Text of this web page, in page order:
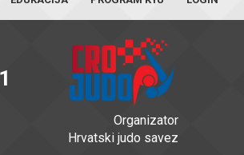
Organizator
Hrvatski judo savez